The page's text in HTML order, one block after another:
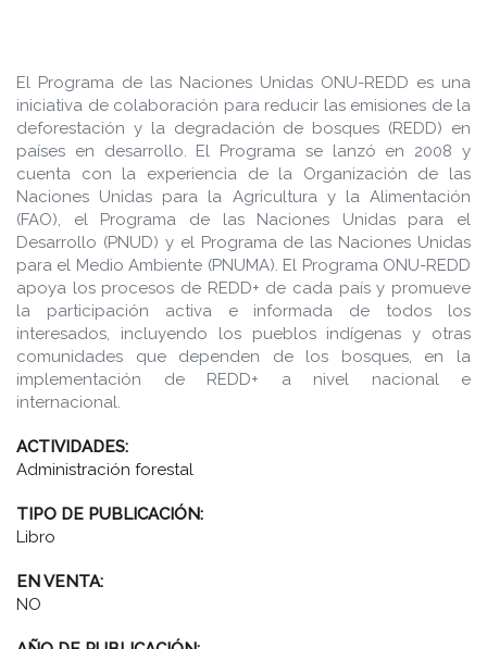
El Programa de las Naciones Unidas ONU-REDD es una
iniciativa de colaboración para reducir las emisiones de la
deforestación y la degradación de bosques (REDD) en
países en desarrollo. El Programa se lanzó en 2008 y
cuenta con la experiencia de la Organización de las
Naciones Unidas para la Agricultura y la Alimentación
(FAO), el Programa de las Naciones Unidas para el
Desarrollo (PNUD) y el Programa de las Naciones Unidas
para el Medio Ambiente (PNUMA). El Programa ONU-REDD
apoya los procesos de REDD+ de cada país y promueve
la participación activa e informada de todos los
interesados, incluyendo los pueblos indígenas y otras
comunidades que dependen de los bosques, en la
implementación de REDD+ a nivel nacional e
internacional.
ACTIVIDADES:
Administración forestal
TIPO DE PUBLICACIÓN:
Libro
EN VENTA:
NO